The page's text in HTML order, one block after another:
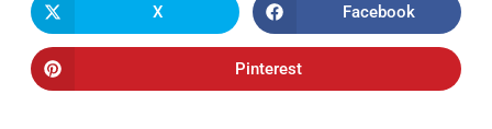
X Facebook
Pinterest